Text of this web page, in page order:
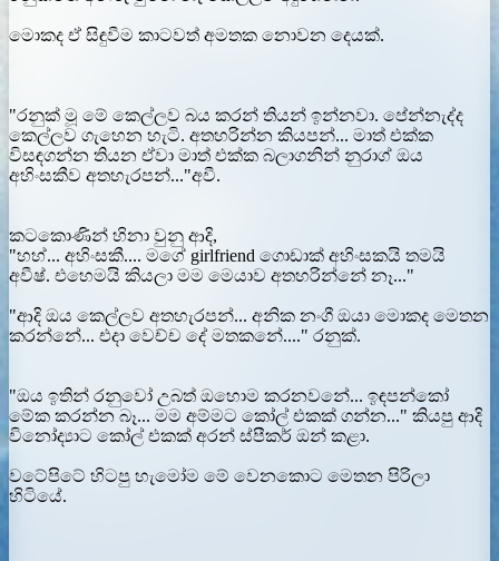
මොකද ඒ සිඳුවීම කාටවත් අමතක නොවන දෙයක්.
"රනුක් මූ මේ කෙල්ලව බය කරන් තියන් ඉන්නවා. පේන්නැද්ද
කෙල්ලව ගැහෙන හැටි. අතහරින්න කියපන්... මාත් එක්ක
විසඳගන්න තියන ඒවා මාත් එක්ක බලාගනින් නුරාග් ඔය
අහිංසකීව අතහැරපන්..."අවී.
කටකොණින් හිනා වුනු ආදි,
"හහ්... අහිංසකී.... මගේ girlfriend ගොඩාක් අහිංසකයි තමයි
අවීෂ්. එහෙමයි කියලා මම මෙයාව අතහරින්නේ නෑ..."
"ආදි ඔය කෙල්ලව අතහැරපන්... අනික නංගී ඔයා මොකද මෙතන
කරන්නේ... එදා වෙච්ච දේ මතකනේ...." රනුක්.
"ඔය ඉතින් රනුවෝ උබත් ඔහොම කරනවනේ... ඉඳපන්කෝ
මේක කරන්න බෑ... මම අම්මට කෝල් එකක් ගන්න..." කියපු ආදි
විනෝද්‍යාට කෝල් එකක් අරන් ස්පීකර් ඔන් කළා.
වටේපිටේ හිටපු හැමෝම මේ වෙනකොට මෙතන පිරිලා
හිටියේ.